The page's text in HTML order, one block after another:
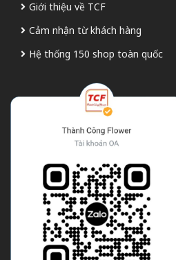
Giới thiệu về TCF
Cảm nhận từ khách hàng
Hệ thống 150 shop toàn quốc